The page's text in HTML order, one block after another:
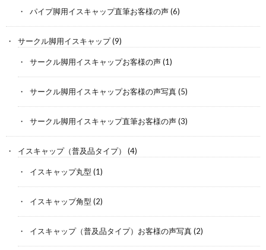
パイプ脚用イスキャップ直筆お客様の声(6)
サークル脚用イスキャップ(9)
サークル脚用イスキャップお客様の声(1)
サークル脚用イスキャップお客様の声写真(5)
サークル脚用イスキャップ直筆お客様の声(3)
イスキャップ（普及品タイプ） (4)
イスキャップ丸型 (1)
イスキャップ角型 (2)
イスキャップ（普及品タイプ）お客様の声写真(2)